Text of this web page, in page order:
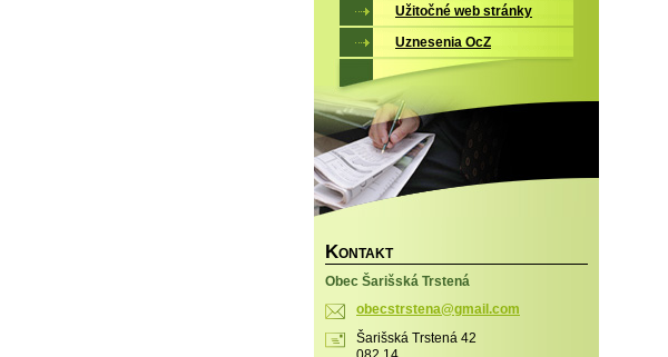
Užitočné web stránky
Uznesenia OcZ
KONTAKT
Obec Šarišská Trstená
obecstrstena@gmail.com
Šarišská Trstená 42